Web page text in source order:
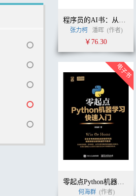
程序员的AI书：从代码开始
张力柯 潘晖 (作者)
￥76.30
零起点Python机器学习快速入门
何海群 (作者)